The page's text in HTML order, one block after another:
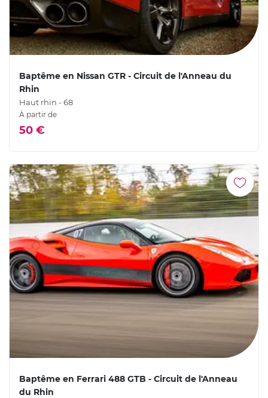
Baptême en Nissan GTR - Circuit de l'Anneau du
Rhin
Haut rhin - 68
À partir de
50 €
Baptême en Ferrari 488 GTB - Circuit de l'Anneau
du Rhin